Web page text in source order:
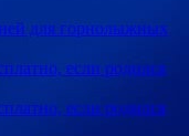
для горнолыжных
если родился
если родился